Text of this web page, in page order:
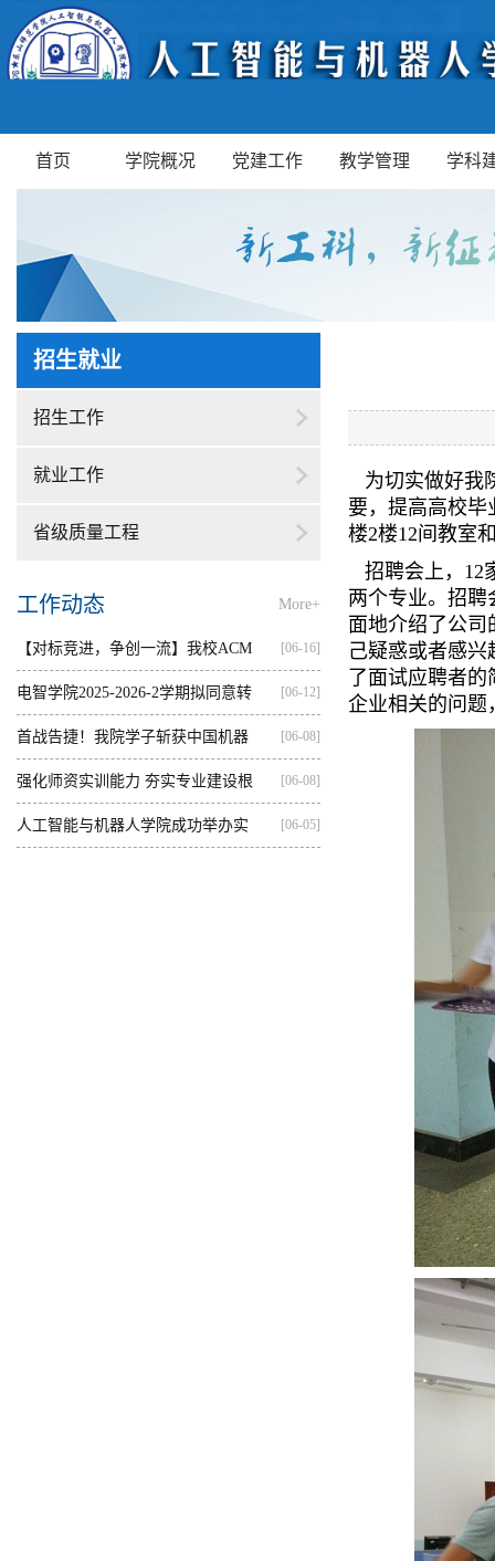
首页 学院概况 党建工作 教学管理 学科
招生就业
招生工作
就业工作
省级质量工程
工作动态 More+
【对标竞进，争创一流】我校ACM
集训...
[06-16]
电智学院2025-2026-2学期拟同意转
出...
[06-12]
首战告捷！我院学子斩获中国机器
人...
[06-08]
强化师资实训能力 夯实专业建设根
基...
[06-08]
人工智能与机器人学院成功举办实 [06-05]
为切实做好我
要，提高高校毕
楼2楼12间教室
招聘会上，12
两个专业。招聘
面地介绍了公司
己疑惑或者感
了面试应聘者
企业相关的问题